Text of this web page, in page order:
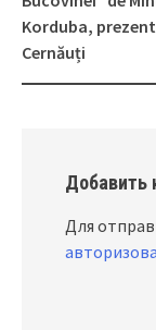
navigation
Korduba,
Cernăuți
Добавить
Для